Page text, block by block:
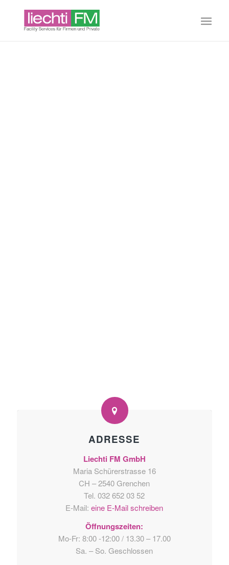
ADRESSE
Liechti FM GmbH
Maria Schürerstrasse 16
CH – 2540 Grenchen
Tel. 032 652 03 52
E-Mail:eine E-Mail schreiben
Öffnungszeiten:
Mo-Fr: 8:00 -12:00 / 13.30 – 17.00
Sa. – So. Geschlossen